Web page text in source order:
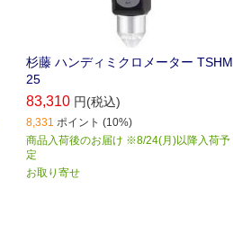
杉藤 ハンディミクロメーター TSHM
25
83,310 円(税込)
8,331 ポイント (10%)
商品入荷後のお届け ※8/24(月)以降入荷予
定
お取り寄せ